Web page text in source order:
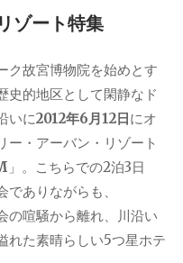
ゾート特集
ク故宮博物院を始めとす
史的地区として閑静なド
いに2012年6月12日にオ
ー・アーバン・リゾート
」。こちらでの2泊3日
ありながらも、
の喧騒から離れ、川沿い
れた素晴らしい5つ星ホテ